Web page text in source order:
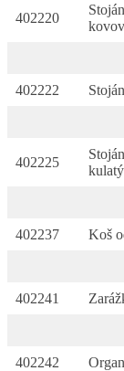
402220
402222
402225
kulatý
402237 Koš
402241
402242